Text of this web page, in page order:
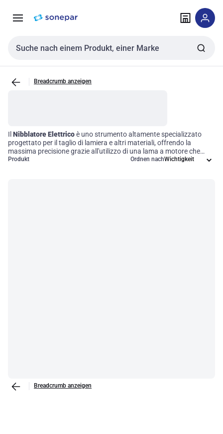
NavigationInhalt
Sucheingabe
Breadcrumb anzeigen
Il Nibblatore Elettricoè uno strumento altamente specializzato
progettato per il taglio di lamiera e altri materiali, offrendo la
massima precisione grazie all'utilizzo di una lama a motore che
esegue tagli reciproci. Questo strumento è particolarmente indicato
Produkt Ordnen nach
Breadcrumb anzeigen